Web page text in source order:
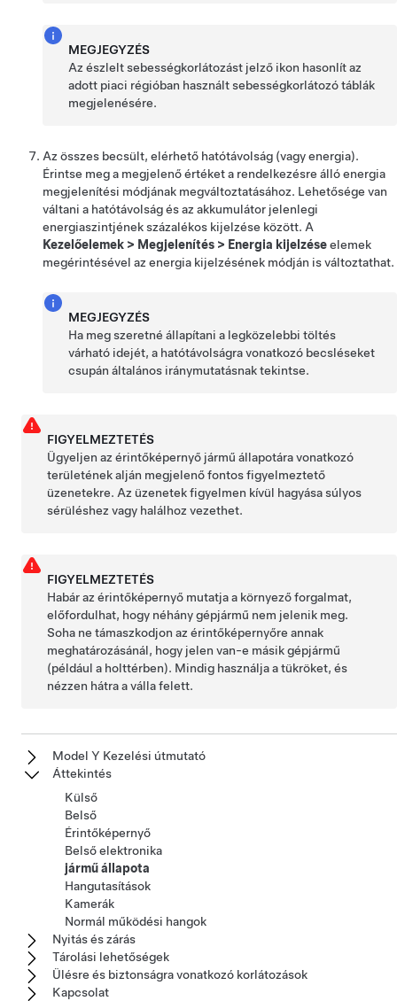
MEGJEGYZÉS
Az észlelt sebességkorlátozást jelző ikon hasonlít az
adott piaci régióban használt sebességkorlátozó táblák
megjelenésére.
Az összes becsült, elérhető hatótávolság (vagy energia).
Érintse meg a megjelenő értéket a rendelkezésre álló energia
megjelenítési módjának megváltoztatásához. Lehetősége van
váltani a hatótávolság és az akkumulátor jelenlegi
energiaszintjének százalékos kijelzése között. A
Kezelőelemek > Megjelenítés > Energia kijelzéseelemek
megérintésével az energia kijelzésének módján is változtathat.
MEGJEGYZÉS
Ha meg szeretné állapítani a legközelebbi töltés
várható idejét, a hatótávolságra vonatkozó becsléseket
csupán általános iránymutatásnak tekintse.
FIGYELMEZTETÉS
Ügyeljen az érintőképernyő jármű állapotára vonatkozó
területének alján megjelenő fontos figyelmeztető
üzenetekre. Az üzenetek figyelmen kívül hagyása súlyos
sérüléshez vagy halálhoz vezethet.
FIGYELMEZTETÉS
Habár az érintőképernyő mutatja a környező forgalmat,
előfordulhat, hogy néhány gépjármű nem jelenik meg.
Soha ne támaszkodjon az érintőképernyőre annak
meghatározásánál, hogy jelen van-e másik gépjármű
(például a holttérben). Mindig használja a tükröket, és
nézzen hátra a válla felett.
Model Y Kezelési útmutató
Áttekintés
Külső
Belső
Érintőképernyő
Belső elektronika
jármű állapota
Hangutasítások
Kamerák
Normál működési hangok
Nyitás és zárás
Tárolási lehetőségek
Ülésre és biztonságra vonatkozó korlátozások
Kapcsolat